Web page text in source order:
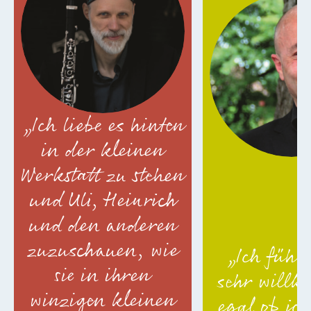
„Ich liebe es hinten
in der kleinen
Werkstatt zu stehen
und Uli, Heinrich
und den anderen
zuzuschauen, wie
sie in ihren
winzigen kleinen
„Ich
sehr